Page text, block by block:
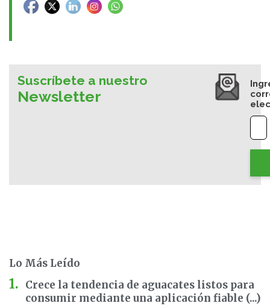
Suscríbete a nuestro
Newsletter
Lo Más Leído
Crece la tendencia de aguacates listos para
consumir mediante una aplicación fiable (...)